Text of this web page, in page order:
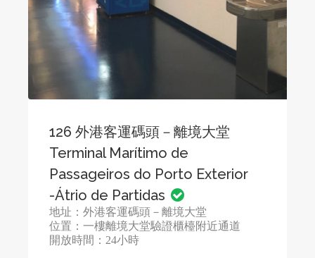
126 外港客運碼頭－離境大堂
Terminal Marítimo de
Passageiros do Porto Exterior
-Átrio de Partidas
地址：外港客運碼頭－離境大堂
位置：一樓離境大堂驗證櫃檯附近通道
開放時間：24小時